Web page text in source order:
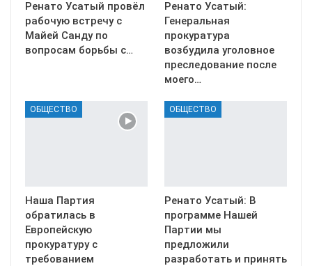
Ренато Усатый провёл
рабочую встречу с
Майей Санду по
вопросам борьбы с…
Ренато Усатый:
Генеральная
прокуратура
возбудила уголовное
преследование после
моего…
ОБЩЕСТВО
Наша Партия
обратилась в
Европейскую
прокуратуру с
требованием
ОБЩЕСТВО
Ренато Усатый: В
программе Нашей
Партии мы
предложили
разработать и принять